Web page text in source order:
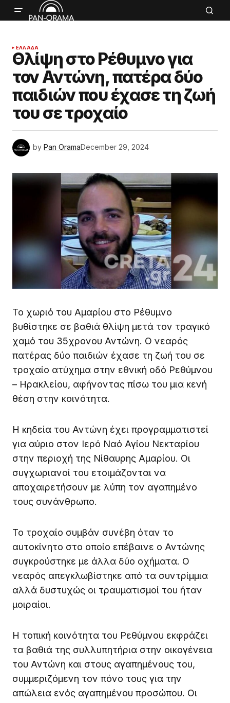
ΕΛΛΆΔΑ
Θλίψη στο Ρέθυμνο για
τον Αντώνη, πατέρα δύο
παιδιών που έχασε τη ζωή
του σε τροχαίο
by Pan OramaDecember 29, 2024
Το χωριό του Αμαρίου στο Ρέθυμνο
βυθίστηκε σε βαθιά θλίψη μετά τον τραγικό
χαμό του 35χρονου Αντώνη. Ο νεαρός
πατέρας δύο παιδιών έχασε τη ζωή του σε
τροχαίο ατύχημα στην εθνική οδό Ρεθύμνου
– Ηρακλείου, αφήνοντας πίσω του μια κενή
θέση στην κοινότητα.
Η κηδεία του Αντώνη έχει προγραμματιστεί
για αύριο στον Ιερό Ναό Αγίου Νεκταρίου
στην περιοχή της Νίθαυρης Αμαρίου. Οι
συγχωριανοί του ετοιμάζονται να
αποχαιρετήσουν με λύπη τον αγαπημένο
τους συνάνθρωπο.
Το τροχαίο συμβάν συνέβη όταν το
αυτοκίνητο στο οποίο επέβαινε ο Αντώνης
συγκρούστηκε με άλλα δύο οχήματα. Ο
νεαρός απεγκλωβίστηκε από τα συντρίμμια
αλλά δυστυχώς οι τραυματισμοί του ήταν
μοιραίοι.
Η τοπική κοινότητα του Ρεθύμνου εκφράζει
τα βαθιά της συλλυπητήρια στην οικογένεια
του Αντώνη και στους αγαπημένους του,
συμμεριζόμενη τον πόνο τους για την
απώλεια ενός αγαπημένου προσώπου. Οι